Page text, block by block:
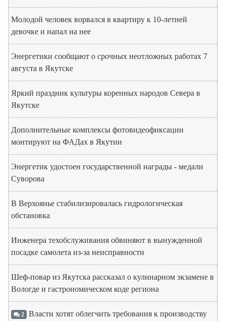
Молодой человек ворвался в квартиру к 10-летней
девочке и напал на нее
Энергетики сообщают о срочных неотложных работах 7
августа в Якутске
Яркий праздник культуры коренных народов Севера в
Якутске
Дополнительные комплексы фотовидеофиксации
монтируют на ФАДах в Якутии
Энергетик удостоен государственной награды - медали
Суворова
В Верхоянье стабилизировалась гидрологическая
обстановка
Инженера техобслуживания обвиняют в вынужденной
посадке самолета из-за неисправности
Шеф-повар из Якутска рассказал о кулинарном экзамене в
Вологде и гастрономическом коде региона
2 Власти хотят облегчить требования к производству